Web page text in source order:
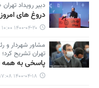
دبیر رویداد تهران ۱۴۰۰ تأکید کرد
دروغ های
۱۴۰۰-۰۴-۲۰ ۱۰:۰۰
مشاور شهردار و
تهران تشریح کرد؛
پاسخی به همه
۱۴۰۰-۰۴-۱۸ ۱۷:۰۸